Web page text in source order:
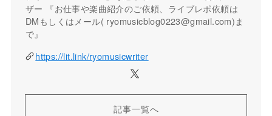
ザー 『お仕事や楽曲紹介のご依頼、ライブレポ依頼は
DMもしくはメール( ryomusicblog0223@gmail.com)ま
で』
https://lit.link/ryomusicwriter
記事一覧へ